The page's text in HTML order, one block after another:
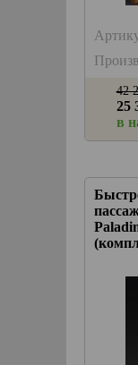
42
25
в